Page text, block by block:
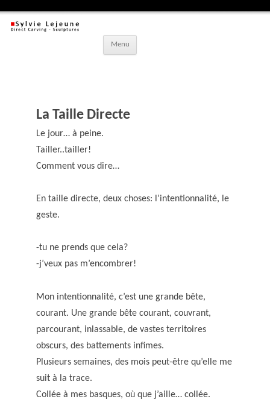
Menu
La Taille Directe
Le jour… à peine.
Tailler..tailler!
Comment vous dire…
En taille directe, deux choses: l’intentionnalité, le
geste.
-tu ne prends que cela?
-j’veux pas m’encombrer!
Mon intentionnalité, c’est une grande bête,
courant. Une grande bête courant, couvrant,
parcourant, inlassable, de vastes territoires
obscurs, des battements infimes.
Plusieurs semaines, des mois peut-être qu’elle me
suit à la trace.
Collée à mes basques, où que j’aille… collée.